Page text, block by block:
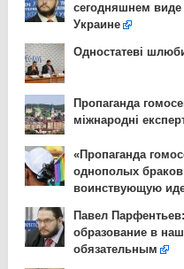
сегодняшнем
Украине
Одностатеві
Пропаганда
міжнародні
«Пропаганда
однополых
воинствующую
Павел
образование в
обязательным